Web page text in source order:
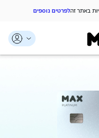
באתר זהלפרטים נוספים